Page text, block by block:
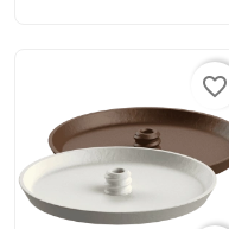
favorite_border